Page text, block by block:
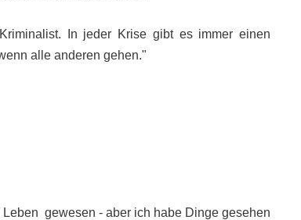
In jeder Krise gibt es immer einen
alle anderen gehen."
gewesen - aber ich habe Dinge gesehen